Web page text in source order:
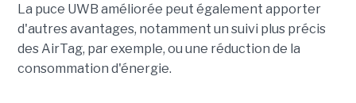
La puce UWB améliorée peut également apporter
d'autres avantages, notamment un suivi plus précis
des AirTag, par exemple, ou une réduction de la
consommation d'énergie.